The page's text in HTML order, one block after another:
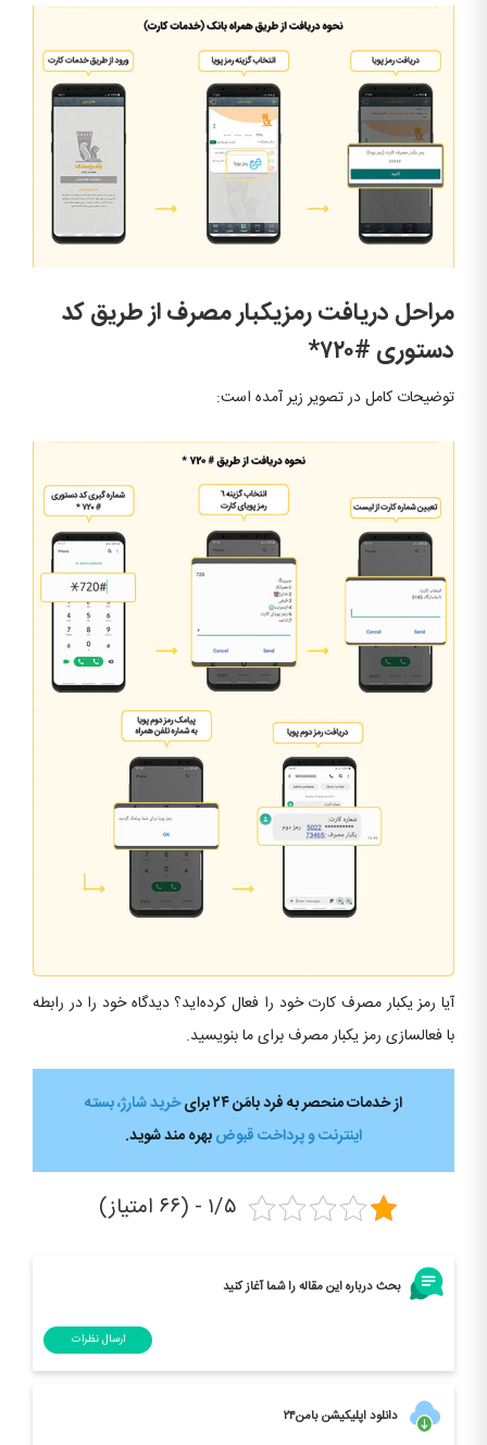
مراحل دریافت رمزیکبار مصرف از طریقکد
دستوری #۷۲۰*
توضیحات کامل در تصویر زیر آمده است:
آیا رمز یکبار مصرف کارت خود را فعال کرده‌اید؟ دیدگاه خود را در رابطه
با فعالسازی رمز یکبار مصرف برای ما بنویسید.
از خدمات منحصر به فرد بامَن ۲۴ برای
خرید شارژ، بسته
اینترنت و پرداخت قبوضبهره ­مند شوید.
۱/۵ - (۶۶ امتیاز)
بحث درباره این مقاله را شما آغاز کنید
ارسال نظرات
دانلود اپلیکیشن بامن۲۴